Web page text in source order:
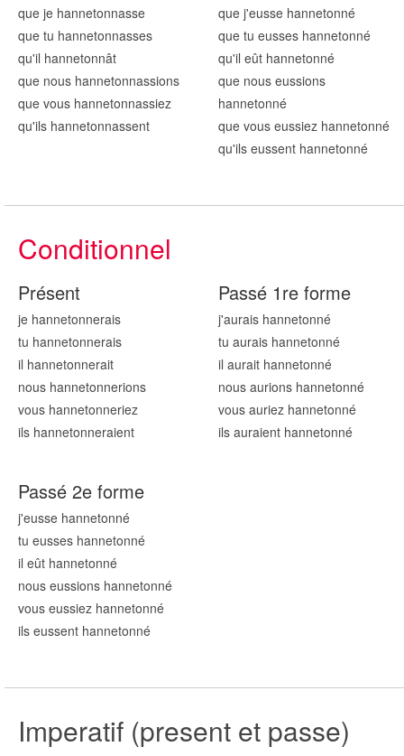
que je hannetonnasse
que tu hannetonnasses
qu'il hannetonnât
que nous hannetonnassions
que vous hannetonnassiez
qu'ils hannetonnassent
que j'eusse hannetonné
que tu eusses hannetonné
qu'il eût hannetonné
que nous eussions
hannetonné
que vous eussiez hannetonné
qu'ils eussent hannetonné
Conditionnel
Présent
je hannetonnerais
tu hannetonnerais
il hannetonnerait
nous hannetonnerions
vous hannetonneriez
ils hannetonneraient
Passé 1re forme
j'aurais hannetonné
tu aurais hannetonné
il aurait hannetonné
nous aurions hannetonné
vous auriez hannetonné
ils auraient hannetonné
Passé 2e forme
j'eusse hannetonné
tu eusses hannetonné
il eût hannetonné
nous eussions hannetonné
vous eussiez hannetonné
ils eussent hannetonné
Imperatif (present et passe)